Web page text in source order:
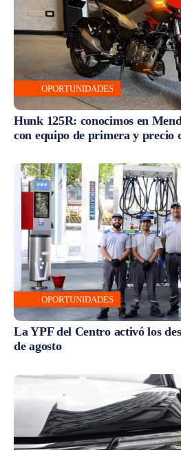
OPORTUNIDADES
Hunk 125R: conocimos en
con equipo de primera y precio
OPORTUNIDADES
La YPF del Centro activó los
de agosto